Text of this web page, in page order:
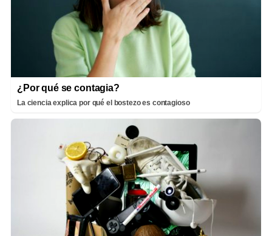
¿Por qué se contagia?
La ciencia explica por qué el bostezo es contagioso